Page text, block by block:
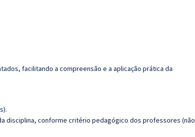
facilitando a compreensão e a aplicação prática da
disciplina, conforme critério pedagógico dos professores (não